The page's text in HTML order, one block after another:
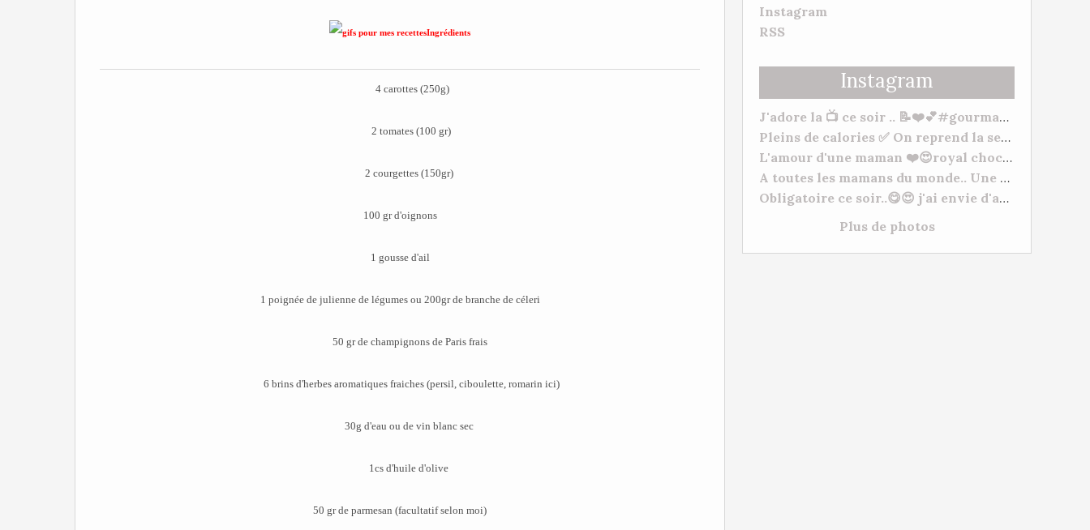
Instagram
RSS
Instagram
J'adore la 📺 ce soir .. 📝❤️💕#gourmandise #myhomemadecook #meilleurspatissiers
Pleins de calories ✅ On reprend la semaine 🥒. Bonne soirée et bonne semaine à tous. 😋❤️ #behappy #famille #gourmandise #yummy #tm31 #tm5 #gourmandise
L'amour d'une maman ❤️😍royal chocolat ( mangue/framboises) "De l'amour, de l'amour, de l'amour 💕" à mes deux petits chats Morgane Et Hugo. --- #patisserie #fetedesmeres #homemadefood #chocolat #lovecooking #cookingtime #yummy #tm31 #thermomixfrance #bestofthermomix #thermomixrecipes #thermomixtm5
A toutes les mamans du monde.. Une très bonne fête, plein de gros bisous à vous toutes. ❤️😍❤️ #fetesdesmeres #amour
Obligatoire ce soir..😋😍 j'ai envie d'acheter du matériel de Pâtisserie lol normal ???? #cuisineshop #meilleurspatissiers #patisserie
Plus de photos
Ingrédients
4 carottes (250g)
2 tomates (100 gr)
2 courgettes (150gr)
100 gr d'oignons
1 gousse d'ail
1 poignée de julienne de légumes ou 200gr de branche de céleri
50 gr de champignons de Paris frais
6 brins d'herbes aromatiques fraiches (persil, ciboulette, romarin ici)
30g d'eau ou de vin blanc sec
1cs d'huile d'olive
50 gr de parmesan (facultatif selon moi)